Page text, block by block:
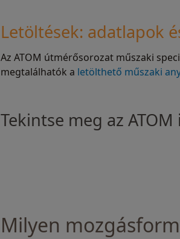
Letöltések: adatlapok
Az ATOM útmérősorozat műszaki
megtalálhatók a letölthető műszaki
Tekintse meg az
Milyen